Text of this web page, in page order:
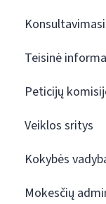
Teisinė
Peticijų
Veiklos sritys
Kokybės
Mokesčių